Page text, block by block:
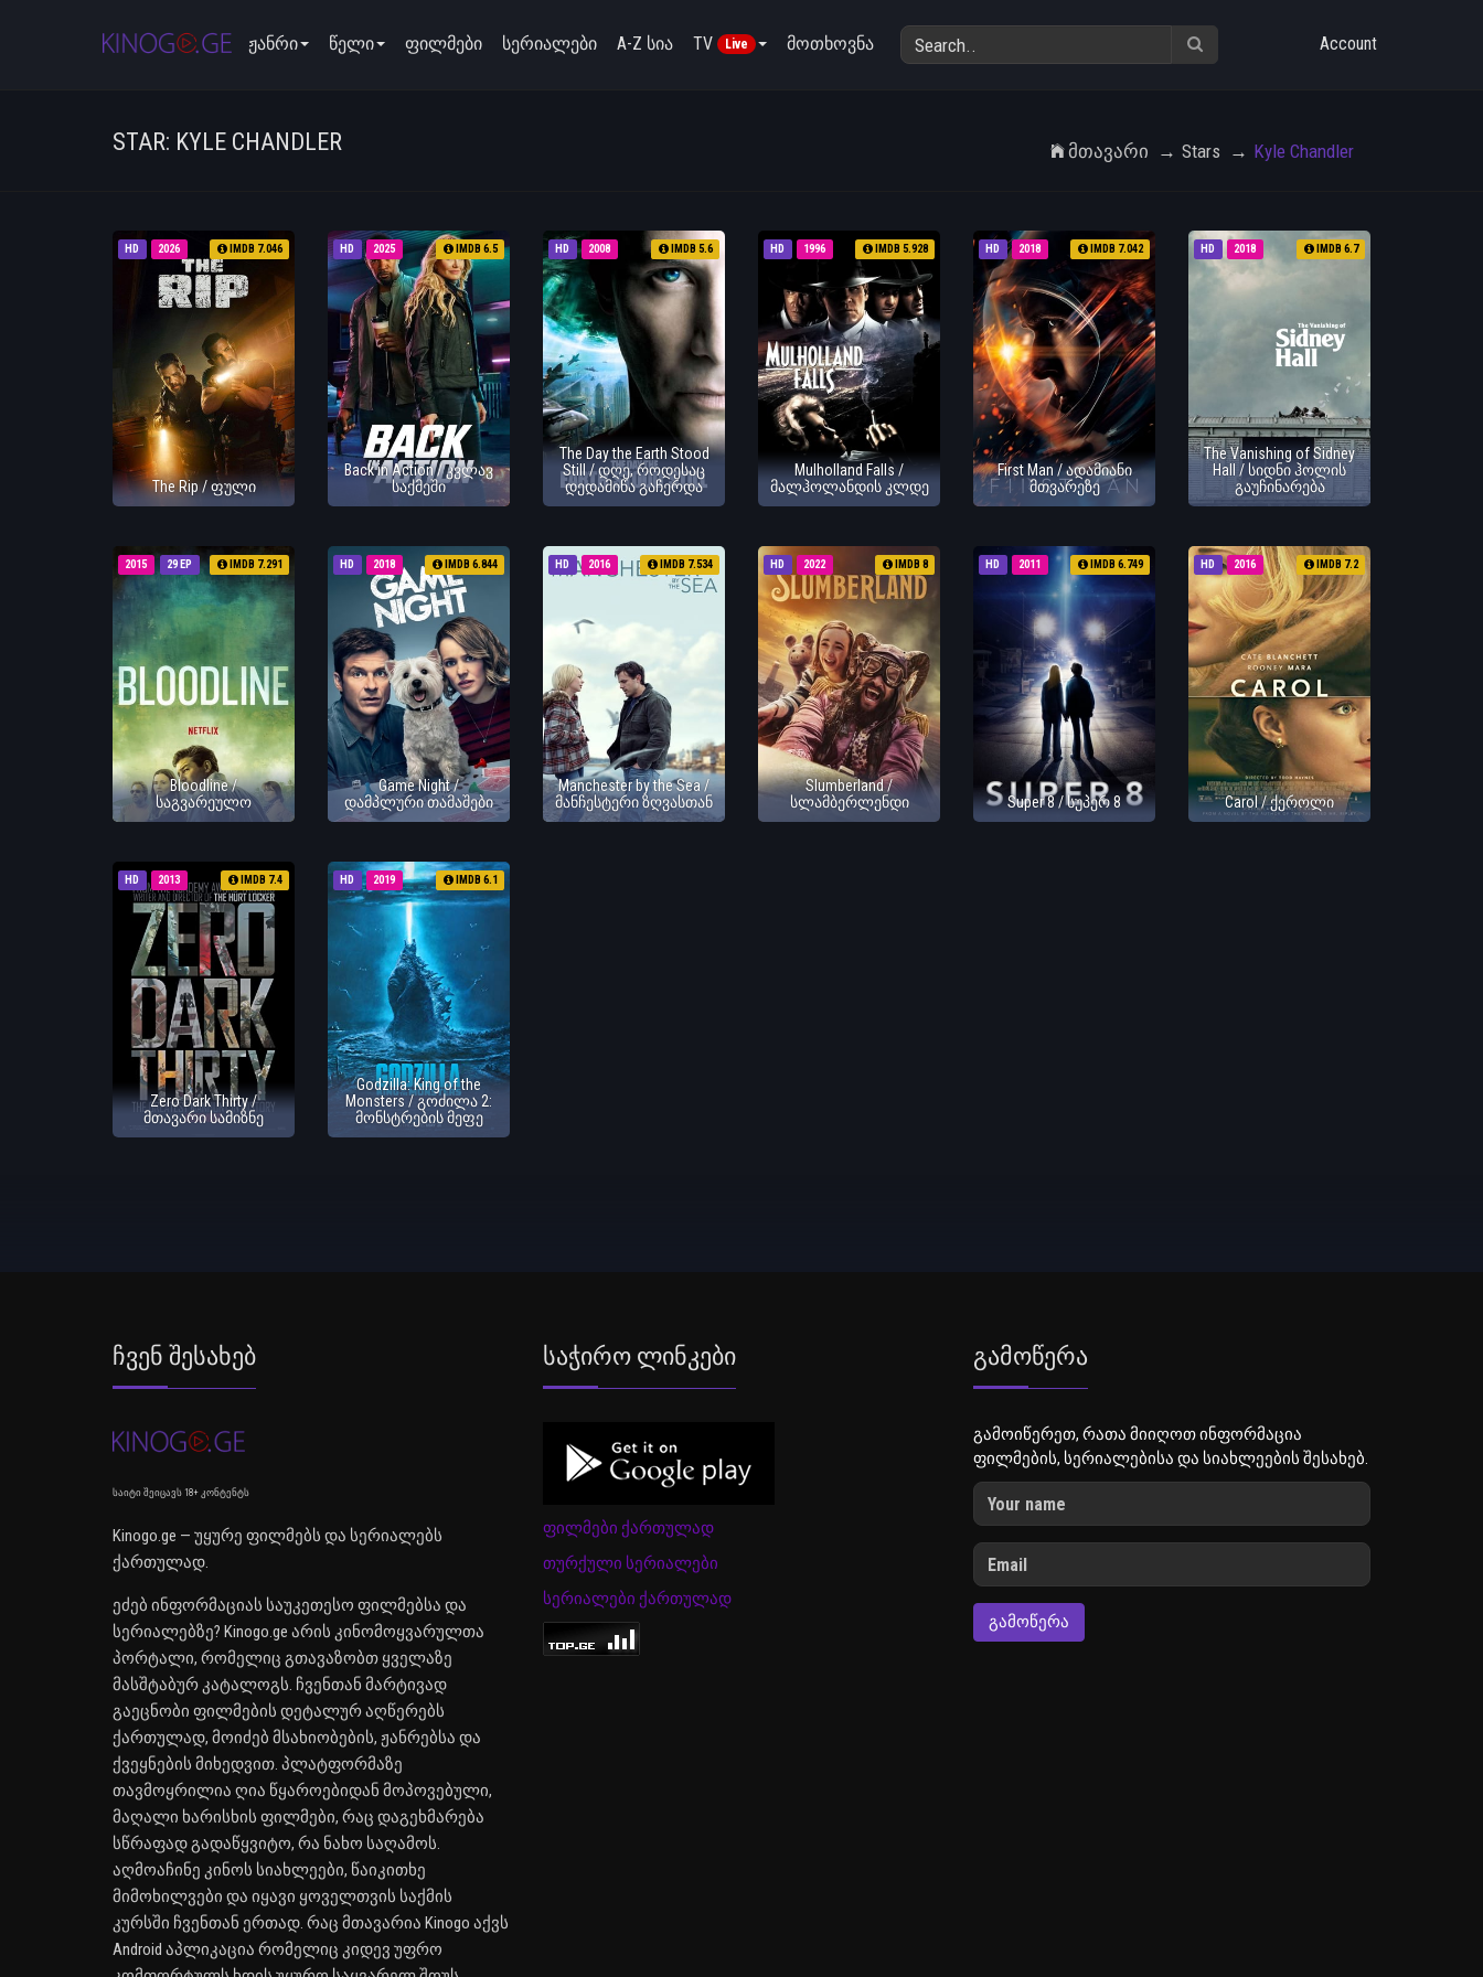
ჟანრი წელი ფილმები სერიალები A-Z სია TV Live მოთხოვნა Account
STAR: KYLE CHANDLER Მთავარი Stars Kyle Chandler
HD 2026 IMDB 7.046
The Rip / ფული
HD 2025 IMDB 6.5
Back in Action / კვლავ
საქმეში
HD 2008 IMDB 5.6
The Day the Earth Stood
Still / დღე, როდესაც
დედამიწა გაჩერდა
HD 1996 IMDB 5.928
Mulholland Falls /
მალჰოლანდის კლდე
HD 2018 IMDB 7.042
First Man / ადამიანი
მთვარეზე
HD 2018 IMDB 6.7
The Vanishing of Sidney
Hall / სიდნი ჰოლის
გაუჩინარება
29 EP
2015 IMDB 7.291
Bloodline /
საგვარეულო
HD 2018 IMDB 6.844
Game Night /
დამპლური თამაშები
HD 2016 IMDB 7.534
Manchester by the Sea /
მანჩესტერი ზღვასთან
HD 2022 IMDB 8
Slumberland /
სლამბერლენდი
HD 2011 IMDB 6.749
Super 8 / სუპერ 8
HD 2016 IMDB 7.2
Carol / ქეროლი
HD 2013 IMDB 7.4
Zero Dark Thirty /
მთავარი სამიზნე
HD 2019 IMDB 6.1
Godzilla: King of the
Monsters / გოძილა 2:
მონსტრების მეფე
Ჩვენ Შესახებ
საიტი შეიცავს 18+ კონტენტს
Kinogo.ge — უყურე ფილმებს და სერიალებს
ქართულად.
ეძებ ინფორმაციას საუკეთესო ფილმებსა და
სერიალებზე? Kinogo.ge არის კინომოყვარულთა
პორტალი, რომელიც გთავაზობთ ყველაზე
მასშტაბურ კატალოგს. ჩვენთან მარტივად
გაეცნობი ფილმების დეტალურ აღწერებს
ქართულად, მოიძებ მსახიობების, ჟანრებსა და
ქვეყნების მიხედვით. პლატფორმაზე
თავმოყრილია ღია წყაროებიდან მოპოვებული,
მაღალი ხარისხის ფილმები, რაც დაგეხმარება
სწრაფად გადაწყვიტო, რა ნახო საღამოს.
აღმოაჩინე კინოს სიახლეები, წაიკითხე
მიმოხილვები და იყავი ყოველთვის საქმის
კურსში ჩვენთან ერთად. რაც მთავარია Kinogo აქვს
Android აპლიკაცია რომელიც კიდევ უფრო
Საჭირო Ლინკები
ფილმები ქართულად
თურქული სერიალები
სერიალები ქართულად
Გამოწერა
გამოიწერეთ, რათა მიიღოთ ინფორმაცია
ფილმების, სერიალებისა და სიახლეების შესახებ.
ᲒᲐᲛᲝᲬᲔᲠᲐ